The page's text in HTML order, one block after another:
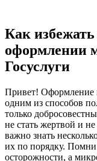
Как
оформлении
Госуслуги
Привет! Оформление
одним из способов
только
не стать жертвой и
важно знать
их по порядку.
осторожности, а